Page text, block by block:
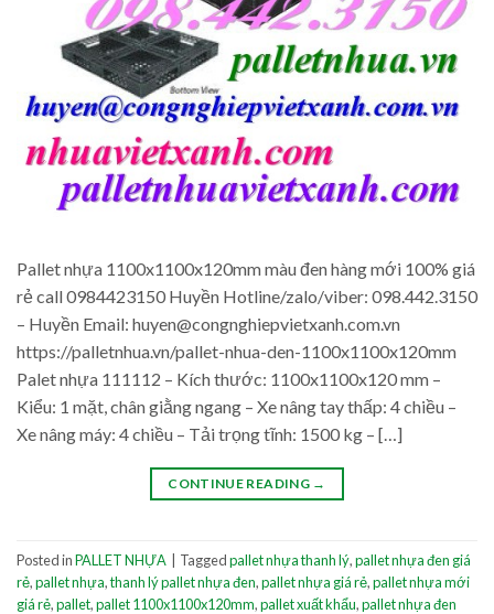
Pallet nhựa 1100x1100x120mm màu đen hàng mới 100% giá
rẻ call 0984423150 Huyền Hotline/zalo/viber: 098.442.3150
– Huyền Email: huyen@congnghiepvietxanh.com.vn
https://palletnhua.vn/pallet-nhua-den-1100x1100x120mm
Palet nhựa 111112 – Kích thước: 1100x1100x120 mm –
Kiểu: 1 mặt, chân giằng ngang – Xe nâng tay thấp: 4 chiều –
Xe nâng máy: 4 chiều – Tải trọng tĩnh: 1500 kg – […]
CONTINUE READING →
Posted inPALLET NHỰA Taggedpallet nhựa thanh lý,pallet nhựa đen giá
rẻ,pallet nhựa,thanh lý pallet nhựa đen,pallet nhựa giá rẻ,pallet nhựa mới
giá rẻ,pallet,pallet 1100x1100x120mm,pallet xuất khẩu,pallet nhựa đen